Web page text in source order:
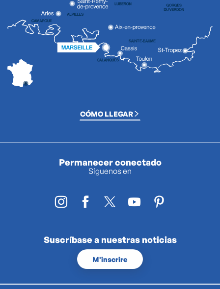
CÓMO LLEGAR
Permanecer conectado
Síguenos en
Suscríbase a nuestras noticias
M'inscrire